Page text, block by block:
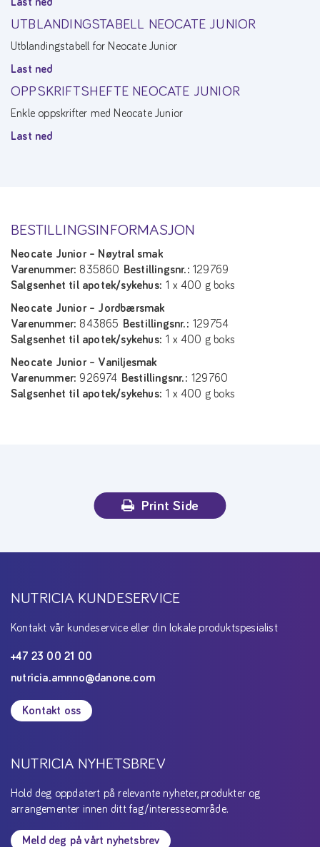
UTBLANDINGSTABELL NEOCATE JUNIOR
Utblandingstabell for Neocate Junior
Last ned
OPPSKRIFTSHEFTE NEOCATE JUNIOR
Enkle oppskrifter med Neocate Junior
Last ned
BESTILLINGSINFORMASJON
Neocate Junior – Nøytral smak
Varenummer: 835860 Bestillingsnr.:129769
Salgsenhet til apotek/sykehus:1 x 400 g boks
Neocate Junior – Jordbærsmak
Varenummer: 843865 Bestillingsnr.:129754
Salgsenhet til apotek/sykehus:1 x 400 g boks
Neocate Junior – Vaniljesmak
Varenummer: 926974 Bestillingsnr.:129760
Salgsenhet til apotek/sykehus:1 x 400 g boks
Print Side
NUTRICIA KUNDESERVICE
Kontakt vår kundeservice eller din lokale produktspesialist
+47 23 00 21 00
nutricia.amnno@danone.com
Kontakt oss
NUTRICIA NYHETSBREV
Hold deg oppdatert på relevante nyheter, produkter og
arrangementer innen ditt fag/interesseområde.
Meld deg på vårt nyhetsbrev